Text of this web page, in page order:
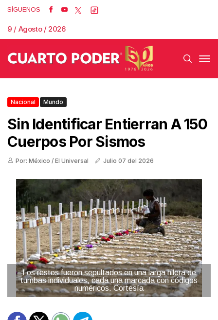
SÍGUENOS
9 / Agosto / 2026
Nacional Mundo
Sin Identificar Entierran A 150
Cuerpos Por Sismos
Por: México / El Universal Julio 07 del 2026
Los restos fueron sepultados en una larga hilera de
tumbas individuales, cada una marcada con códigos
numéricos. Cortesía